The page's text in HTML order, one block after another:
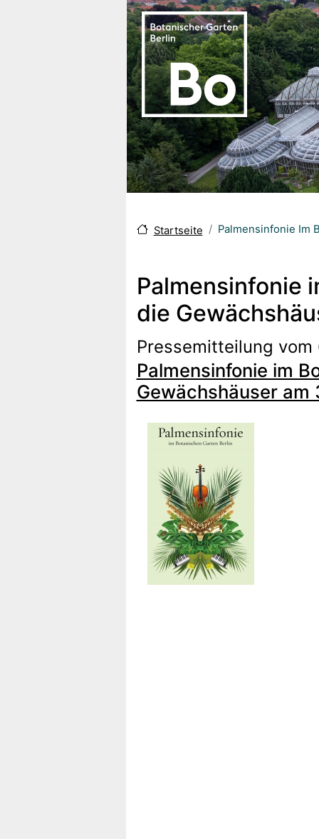
Startseite Palmensinfonie Im
Palmensinfonie
die
Pressemitteilung vom
Palmensinfonie im
Gewächshäuser am